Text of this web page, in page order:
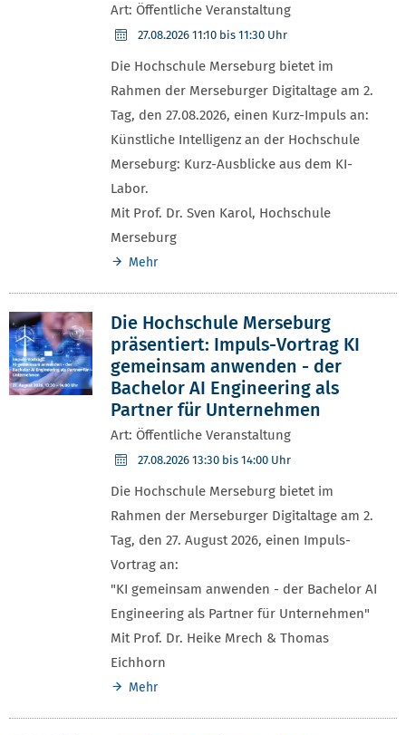
Art: Öffentliche Veranstaltung
27.08.2026 11:10 bis 11:30 Uhr
Die Hochschule Merseburg bietet im
Rahmen der Merseburger Digitaltage am 2.
Tag, den 27.08.2026, einen Kurz-Impuls an:
Künstliche Intelligenz an der Hochschule
Merseburg: Kurz-Ausblicke aus dem KI-
Labor.
Mit Prof. Dr. Sven Karol, Hochschule
Merseburg
Mehr
Die Hochschule Merseburg
präsentiert: Impuls-Vortrag KI
gemeinsam anwenden - der
Bachelor AI Engineering als
Partner für Unternehmen
Art: Öffentliche Veranstaltung
27.08.2026 13:30 bis 14:00 Uhr
Die Hochschule Merseburg bietet im
Rahmen der Merseburger Digitaltage am 2.
Tag, den 27. August 2026, einen Impuls-
Vortrag an:
"KI gemeinsam anwenden - der Bachelor AI
Engineering als Partner für Unternehmen"
Mit Prof. Dr. Heike Mrech & Thomas
Eichhorn
Mehr